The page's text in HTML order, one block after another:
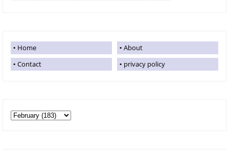
Home
About
Contact
privacy policy